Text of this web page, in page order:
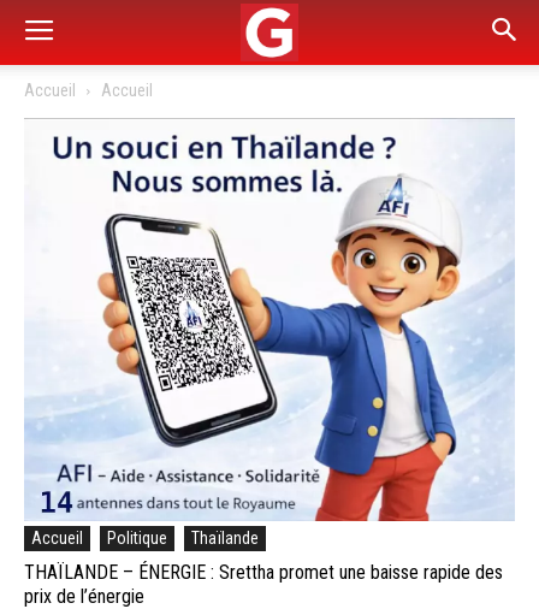
Accueil Accueil
Accueil Politique Thaïlande
THAÏLANDE – ÉNERGIE : Srettha promet une baisse rapide des
prix de l’énergie